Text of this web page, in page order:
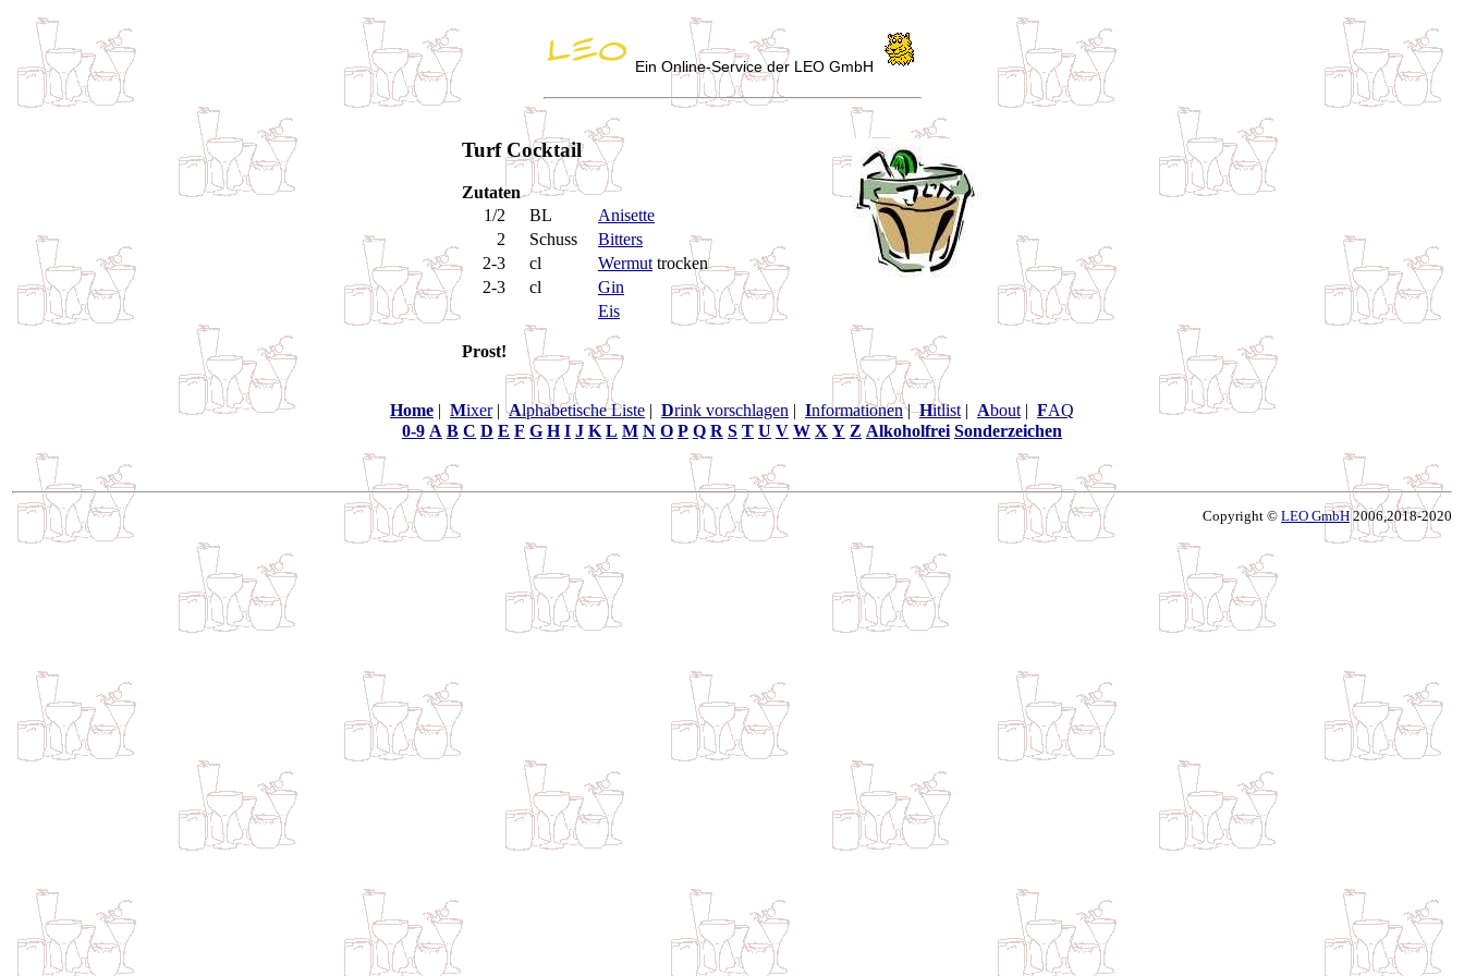
Ein Online-Service der LEO GmbH
Turf Cocktail
Zutaten
1/2
BL
Anisette
2
Schuss
Bitters
2-3
cl Wermut trocken
2-3
cl
Gin
Eis
Prost!
Home | Mixer|Alphabetische Liste | Drink vorschlagen | Informationen|Hitlist | About | FAQ
0-9 A B C D E F G H I J K L M N O P Q R S T U V W X Y Z Alkoholfrei Sonderzeichen
Copyright © LEO GmbH 2006,2018-2020